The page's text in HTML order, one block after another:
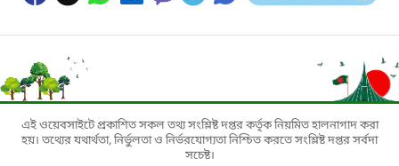
এই ওয়েবসাইটে প্রকাশিত সকল তথ্য সংশ্লিষ্ট দপ্তর কর্তৃক নিয়মিত হালনাগাদ করা
হয়। তথ্যের যথার্থতা, নির্ভুলতা ও নির্ভরযোগ্যতা নিশ্চিত করতে সংশ্লিষ্ট দপ্তর সর্বদা
সচেষ্ট।